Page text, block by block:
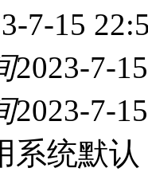
7-15
2023-7-
2023-7-
系统默认